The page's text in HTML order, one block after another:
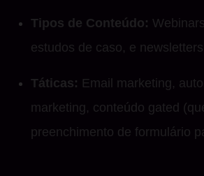
Tipos de Conteúdo:
estudos de caso, e
Táticas: Email marketing,
marketing, conteúdo gated
preenchimento de formulário